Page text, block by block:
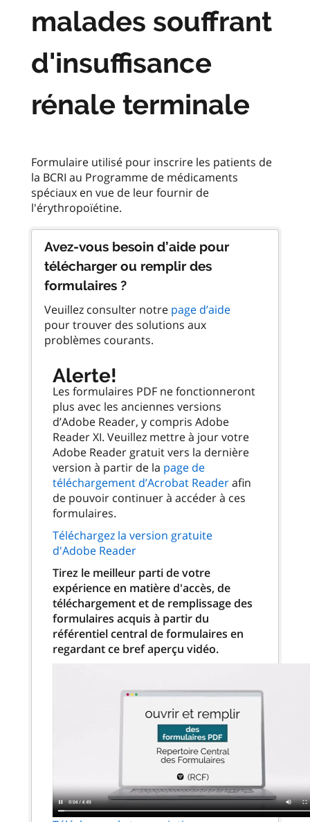
malades souffrant
d'insuffisance
rénale terminale
Formulaire utilisé pour inscrire les patients de
la BCRI au Programme de médicaments
spéciaux en vue de leur fournir de
Avez-vous besoin d’aide pour
télécharger ou remplir des
formulaires ?
Veuillez consulter notre page d’aide
pour trouver des solutions aux
problèmes courants.
Alerte!
Les formulaires PDF ne fonctionneront
plus avec les anciennes versions
d’Adobe Reader, y compris Adobe
Reader XI. Veuillez mettre à jour votre
Adobe Reader gratuit vers la dernière
version à partir de la page de
téléchargement d’Acrobat Readerafin
de pouvoir continuer à accéder à ces
formulaires.
Téléchargez la version gratuite
d'Adobe Reader
Tirez le meilleur parti de votre
expérience en matière d'accès, de
téléchargement et de remplissage des
formulaires acquis à partir du
référentiel central de formulaires en
regardant ce bref aperçu vidéo.